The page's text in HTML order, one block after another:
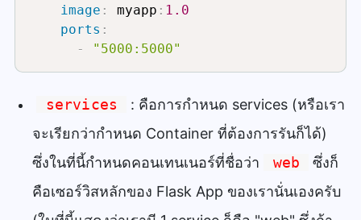
image : myapp : 1.0
ports :
-
"5000:5000"
services
: คือการกำหนด services (หรือเรา
จะเรียกว่ากำหนด Container ที่ต้องการรันก็ได้)
ซึ่งในที่นี้กำหนดคอนเทนเนอร์ที่ชื่อว่า
web
ซึ่งก็
คือเซอร์วิสหลักของ Flask App ของเรานั่นเองครับ